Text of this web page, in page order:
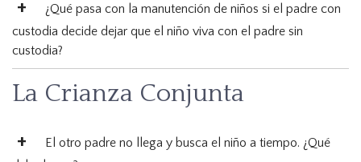
¿Qué pasa con la manutención de niños si el padre con
custodia decide dejar que el niño viva con el padre sin
custodia?
La Crianza Conjunta
El otro padre no llega y busca el niño a tiempo. ¿Qué